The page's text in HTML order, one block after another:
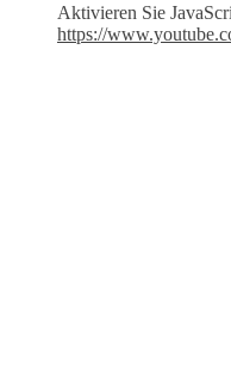
Aktivieren Sie
https://